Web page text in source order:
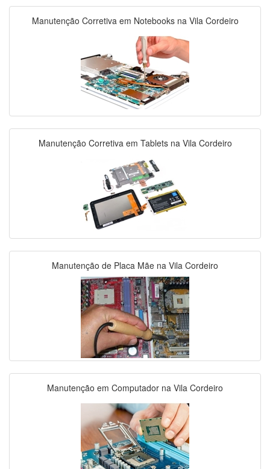
Manutenção Corretiva em Notebooks na Vila Cordeiro
Manutenção Corretiva em Tablets na Vila Cordeiro
Manutenção de Placa Mãe na Vila Cordeiro
Manutenção em Computador na Vila Cordeiro